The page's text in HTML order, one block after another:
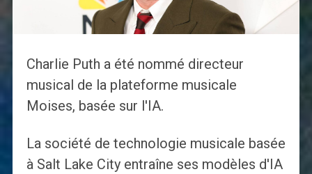
Charlie Puth a été nommé directeur
musical de la plateforme musicale
Moises, basée sur l'IA.
La société de technologie musicale basée
à Salt Lake City entraîne ses modèles d'IA